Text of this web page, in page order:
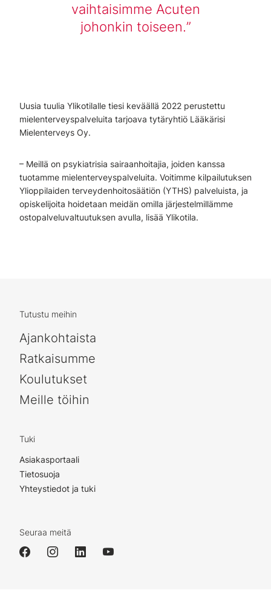
vaihtaisimme Acuten
johonkin toiseen.
Uusia tuulia Ylikotilalle tiesi keväällä 2022 perustettu
mielenterveyspalveluita tarjoava tytäryhtiö Lääkärisi
Mielenterveys Oy.
– Meillä on psykiatrisia sairaanhoitajia, joiden kanssa
tuotamme mielenterveyspalveluita. Voitimme kilpailutuksen
Ylioppilaiden terveydenhoitosäätiön (YTHS) palveluista, ja
opiskelijoita hoidetaan meidän omilla järjestelmillämme
ostopalveluvaltuutuksen avulla, lisää Ylikotila.
Tutustu meihin
Ajankohtaista
Ratkaisumme
Koulutukset
Meille töihin
Tuki
Asiakasportaali
Tietosuoja
Yhteystiedot ja tuki
Seuraa meitä